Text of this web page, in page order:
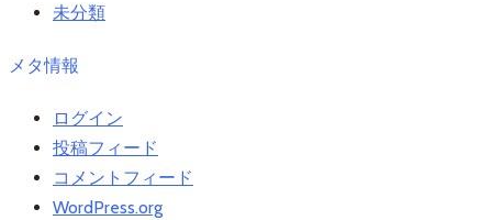
未分類
メタ情報
ログイン
投稿フィード
コメントフィード
WordPress.org